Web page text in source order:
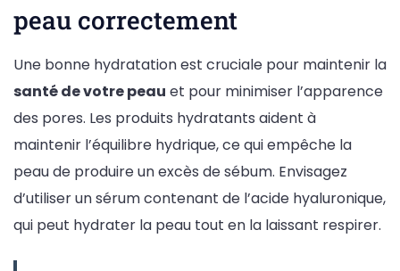
peau correctement
Une bonne hydratation est cruciale pour maintenir la
santé de votre peau et pour minimiser l’apparence
des pores. Les produits hydratants aident à
maintenir l’équilibre hydrique, ce qui empêche la
peau de produire un excès de sébum. Envisagez
d’utiliser un sérum contenant de l’acide hyaluronique,
qui peut hydrater la peau tout en la laissant respirer.